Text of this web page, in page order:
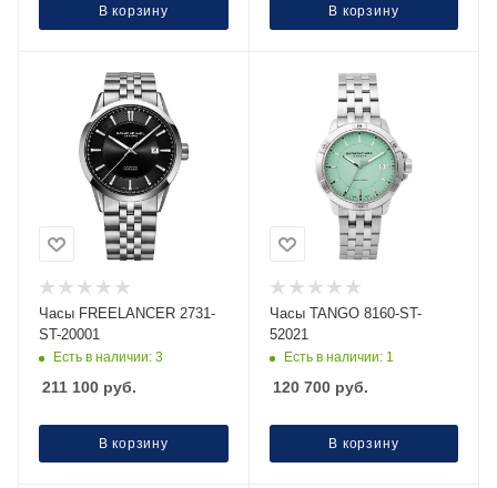
В корзину В корзину
Часы FREELANCER 2731-
ST-20001
Есть в наличии: 3
211 100 руб.
В корзину
Часы TANGO 8160-ST-
52021
Есть в наличии: 1
120 700руб.
В корзину